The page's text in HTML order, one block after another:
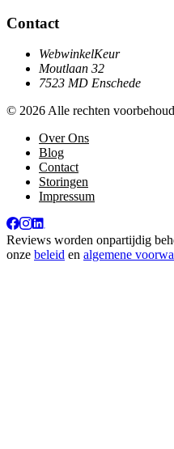
Contact
WebwinkelKeur
Moutlaan 32
7523 MD Enschede
© 2026 Alle rechten
Over Ons
Blog
Contact
Storingen
Impressum
Reviews worden onpartijdig
onze beleid en algemene